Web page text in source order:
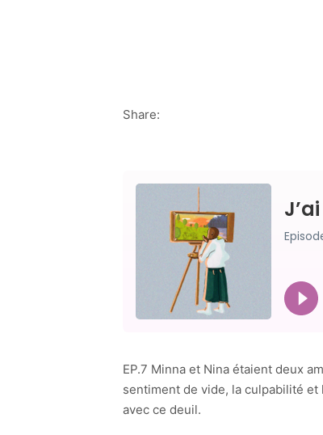
Share:
EP.7 Minna et Nina étaient deux
sentiment de vide, la culpabilité
avec ce deuil.